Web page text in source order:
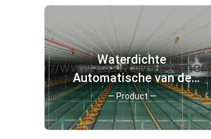
Waterdichte
Automatische van de
het Materiaalkip van het
Gevogeltelandbouwbedrijf
van het Huisvoeders de
— Product —